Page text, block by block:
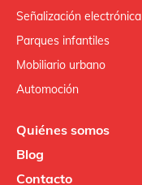
Señalización electrónica
Parques infantiles
Mobiliario urbano
Automoción
Quiénes somos
Blog
Contacto